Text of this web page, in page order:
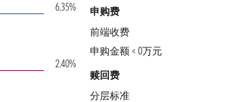
6.35%
2.40%
申购费
前端收费
申购金额 < 0万元
赎回费
分层标准